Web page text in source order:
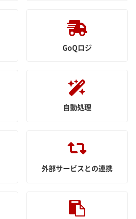
GoQロジ
自動処理
外部サービスとの連携